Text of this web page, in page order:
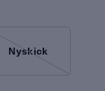
Nyskick